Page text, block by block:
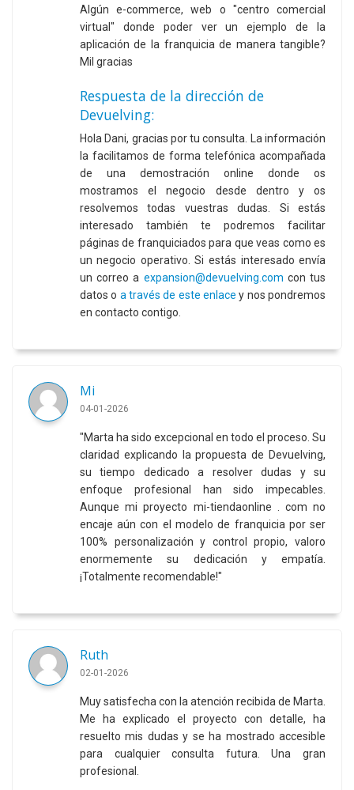
Algún e-commerce, web o "centro comercial
virtual" donde poder ver un ejemplo de la
aplicación de la franquicia de manera tangible?
Mil gracias
Respuesta de la dirección de
Devuelving:
Hola Dani, gracias por tu consulta. La información
la facilitamos de forma telefónica acompañada
de una demostración online donde os
mostramos el negocio desde dentro y os
resolvemos todas vuestras dudas. Si estás
interesado también te podremos facilitar
páginas de franquiciados para que veas como es
un negocio operativo. Si estás interesado envía
un correo a expansion@devuelving.com con tus
datos o a través de este enlace y nos pondremos
en contacto contigo.
Mi
04-01-2026
"Marta ha sido excepcional en todo el proceso. Su
claridad explicando la propuesta de Devuelving,
su tiempo dedicado a resolver dudas y su
enfoque profesional han sido impecables.
Aunque mi proyecto mi-tiendaonline . com no
encaje aún con el modelo de franquicia por ser
100% personalización y control propio, valoro
enormemente su dedicación y empatía.
¡Totalmente recomendable!"
Ruth
02-01-2026
Muy satisfecha con la atención recibida de Marta.
Me ha explicado el proyecto con detalle, ha
resuelto mis dudas y se ha mostrado accesible
para cualquier consulta futura. Una gran
profesional.